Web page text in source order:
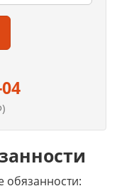
обязанности: